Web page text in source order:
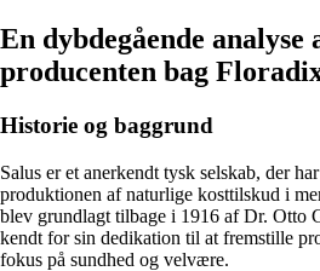
En dybdegående analyse
producenten bag
Historie og baggrund
Salus er et anerkendt tysk selskab, der
produktionen af naturlige kosttilskud i
blev grundlagt tilbage i 1916 af Dr. Otto
kendt for sin dedikation til at fremstille
fokus på sundhed og velvære.